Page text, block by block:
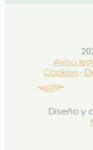
Aviso
Cookies ·
Diseño y